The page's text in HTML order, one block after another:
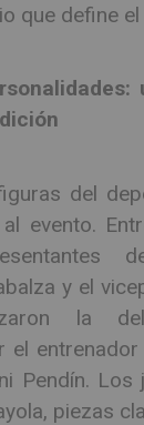
que define
del
evento.
y el
la
el
Pendín. Los
piezas